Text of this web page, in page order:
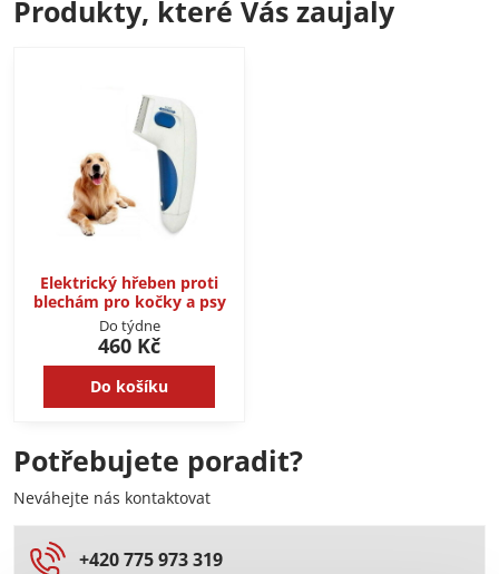
Produkty, které Vás zaujaly
Elektrický hřeben proti
blechám pro kočky a psy
Do týdne
460 Kč
Do košíku
Potřebujete poradit?
Neváhejte nás kontaktovat
+420 775 973 319